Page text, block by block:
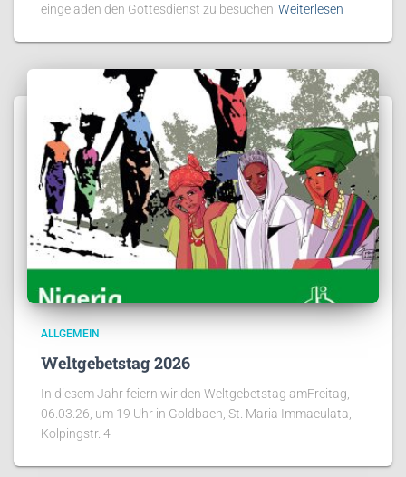
eingeladen den Gottesdienst zu besuchen Weiterlesen
ALLGEMEIN
Weltgebetstag 2026
In diesem Jahr feiern wir den Weltgebetstag amFreitag,
06.03.26, um 19 Uhr in Goldbach, St. Maria Immaculata,
Kolpingstr. 4